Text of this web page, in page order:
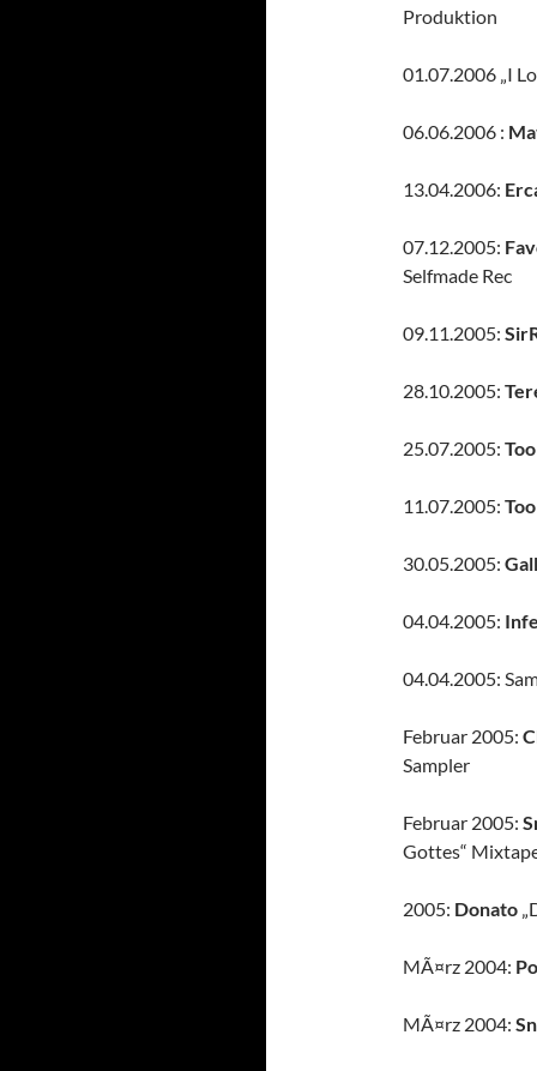
Produktion
01.07.2006 „I
06.06.2006 :
13.04.2006:
07.12.2005:
Selfmade Rec
09.11.2005:
28.10.2005:
25.07.2005:
11.07.2005:
30.05.2005:
04.04.2005:
04.04.2005:
Februar 2005:
Sampler
Februar 2005:
Gottes“
2005: Donato
MÃ¤rz 2004:
MÃ¤rz 2004: